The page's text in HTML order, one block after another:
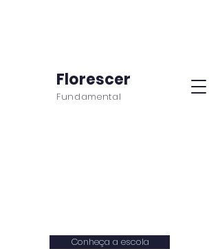
Florescer
Fundamental
Conheça a escola